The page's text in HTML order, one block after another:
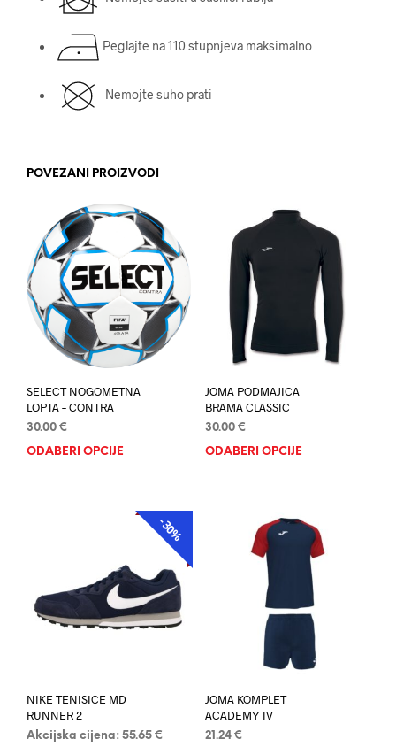
Peglajte na 110 stupnjeva maksimalno
Nemojte suho prati
POVEZANI PROIZVODI
SELECT NOGOMETNA
LOPTA – CONTRA
30.00 €
ODABERI OPCIJE
Ovaj
više
se
JOMA PODMAJICA
BRAMA CLASSIC
30.00 €
ODABERI OPCIJE
AKCIJA
-30%
NIKE TENISICE MD
RUNNER 2
Akcijska cijena: 55.65 €
JOMA KOMPLET
ACADEMY IV
21.24 €